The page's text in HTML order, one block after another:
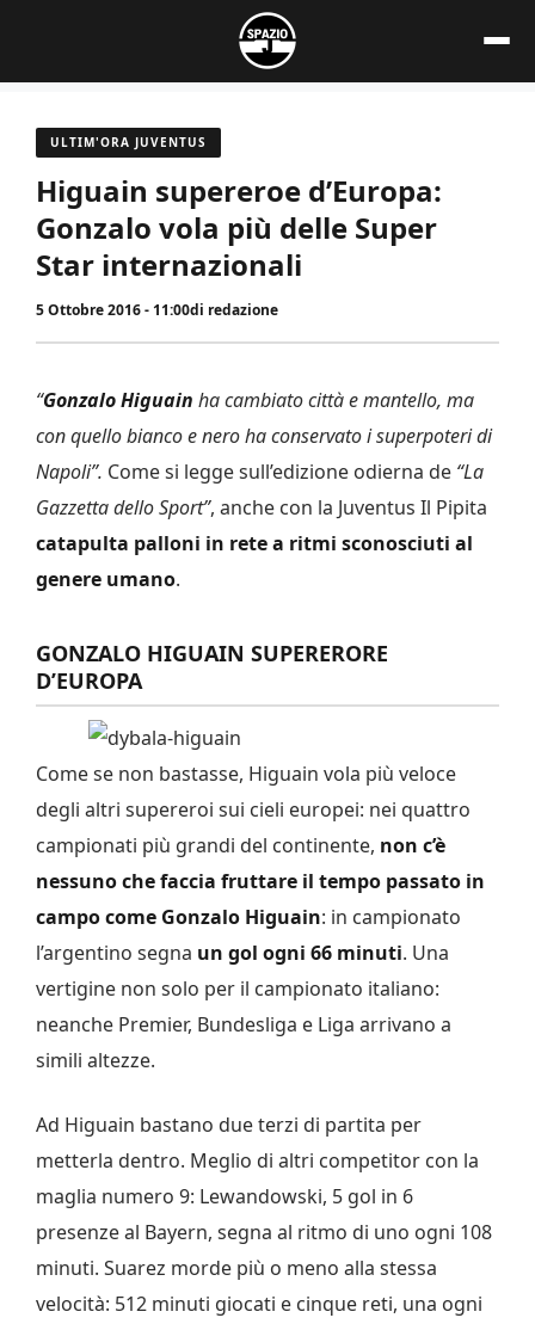
contenuto
ULTIM'ORA JUVENTUS
Higuain supereroe d’Europa:
Gonzalo vola più delle Super
Star internazionali
5 Ottobre 2016 - 11:00di redazione
“Gonzalo Higuain ha cambiato città e mantello, ma
con quello bianco e nero ha conserva­to i superpoteri di
Napoli”. Come si legge sull’edizione odierna de “La
Gazzetta dello Sport”, anche con la Juventus Il Pipita
catapulta palloni in re­te a ritmi sconosciuti al
genere umano.
GONZALO HIGUAIN SUPERERORE
D’EUROPA
Come se non bastasse, Higuain vola più veloce
degli altri supereroi sui cieli europei: nei quattro
campionati più grandi del continen­te, non c’è
nessuno che faccia fruttare il tempo passato in
campo come Gonzalo Higuain: in campio­nato
l’argentino segna un gol ogni 66 minuti. Una
vertigine non solo per il campionato ita­liano:
neanche Premier, Bunde­sliga e Liga arri­vano a
simili al­tezze.
Ad Higuain bastano due terzi di partita per
metterla dentro. Meglio di altri competitor con la
maglia numero 9: Lewandowski, 5 gol in 6
presenze al Bayern, segna al ritmo di uno ogni 108
minuti. Suarez morde più o meno alla stessa
velocità: 512 minuti giocati e cinque reti, una ogni